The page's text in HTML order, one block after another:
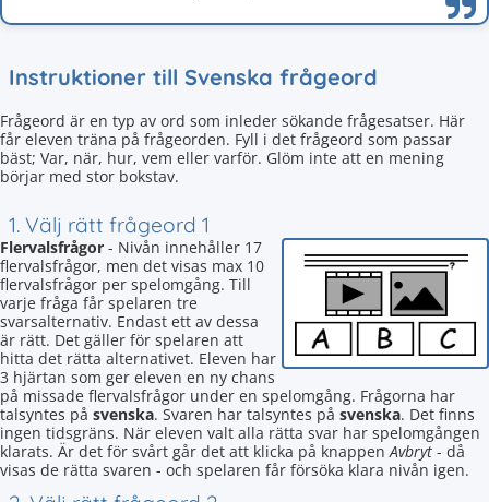
Instruktioner till Svenska frågeord
Frågeord är en typ av ord som inleder sökande frågesatser. Här
får eleven träna på frågeorden. Fyll i det frågeord som passar
bäst; Var, när, hur, vem eller varför. Glöm inte att en mening
börjar med stor bokstav.
1. Välj rätt frågeord 1
Flervalsfrågor - Nivån innehåller 17
flervalsfrågor, men det visas max 10
flervalsfrågor per spelomgång. Till
varje fråga får spelaren tre
svarsalternativ. Endast ett av dessa
är rätt. Det gäller för spelaren att
hitta det rätta alternativet. Eleven har
3 hjärtan som ger eleven en ny chans
på missade flervalsfrågor under en spelomgång. Frågorna har
talsyntes på svenska. Svaren har talsyntes på svenska. Det finns
ingen tidsgräns. När eleven valt alla rätta svar har spelomgången
klarats. Är det för svårt går det att klicka på knappenAvbryt - då
visas de rätta svaren - och spelaren får försöka klara nivån igen.